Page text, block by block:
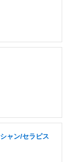
ャン/セラピス